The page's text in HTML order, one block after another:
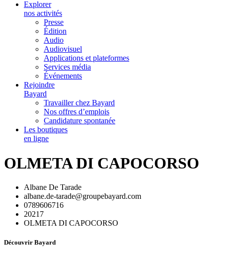
Explorer
nos activités
Presse
Édition
Audio
Audiovisuel
Applications et plateformes
Services média
Événements
Rejoindre
Bayard
Travailler chez Bayard
Nos offres d’emplois
Candidature spontanée
Les boutiques
en ligne
OLMETA DI CAPOCORSO
Albane De Tarade
albane.de-tarade@groupebayard.com
0789606716
20217
OLMETA DI CAPOCORSO
Découvrir Bayard